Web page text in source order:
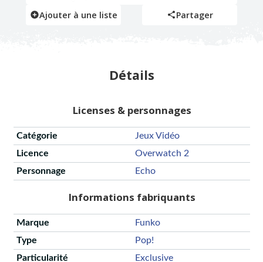
Ajouter à une liste
Partager
Détails
Licenses & personnages
Catégorie
Jeux Vidéo
Licence
Overwatch 2
Personnage
Echo
Informations fabriquants
Marque
Funko
Type
Pop!
Particularité
Exclusive